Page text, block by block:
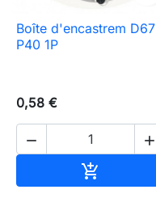
Boîte d'encastrem D67
P40 1P
0,58 €
 
